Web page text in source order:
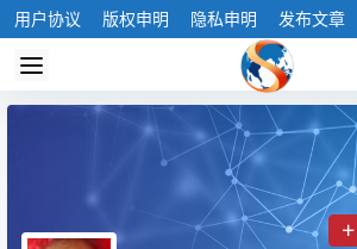
用户协议 版权申明 隐私申明 发布文章